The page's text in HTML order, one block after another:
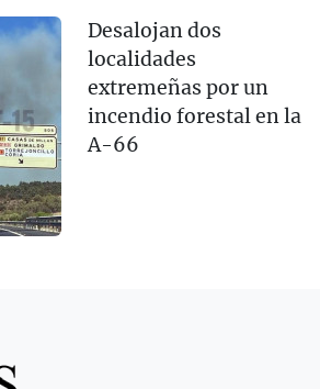
Desalojan dos
localidades
extremeñas por un
incendio forestal en la
A-66